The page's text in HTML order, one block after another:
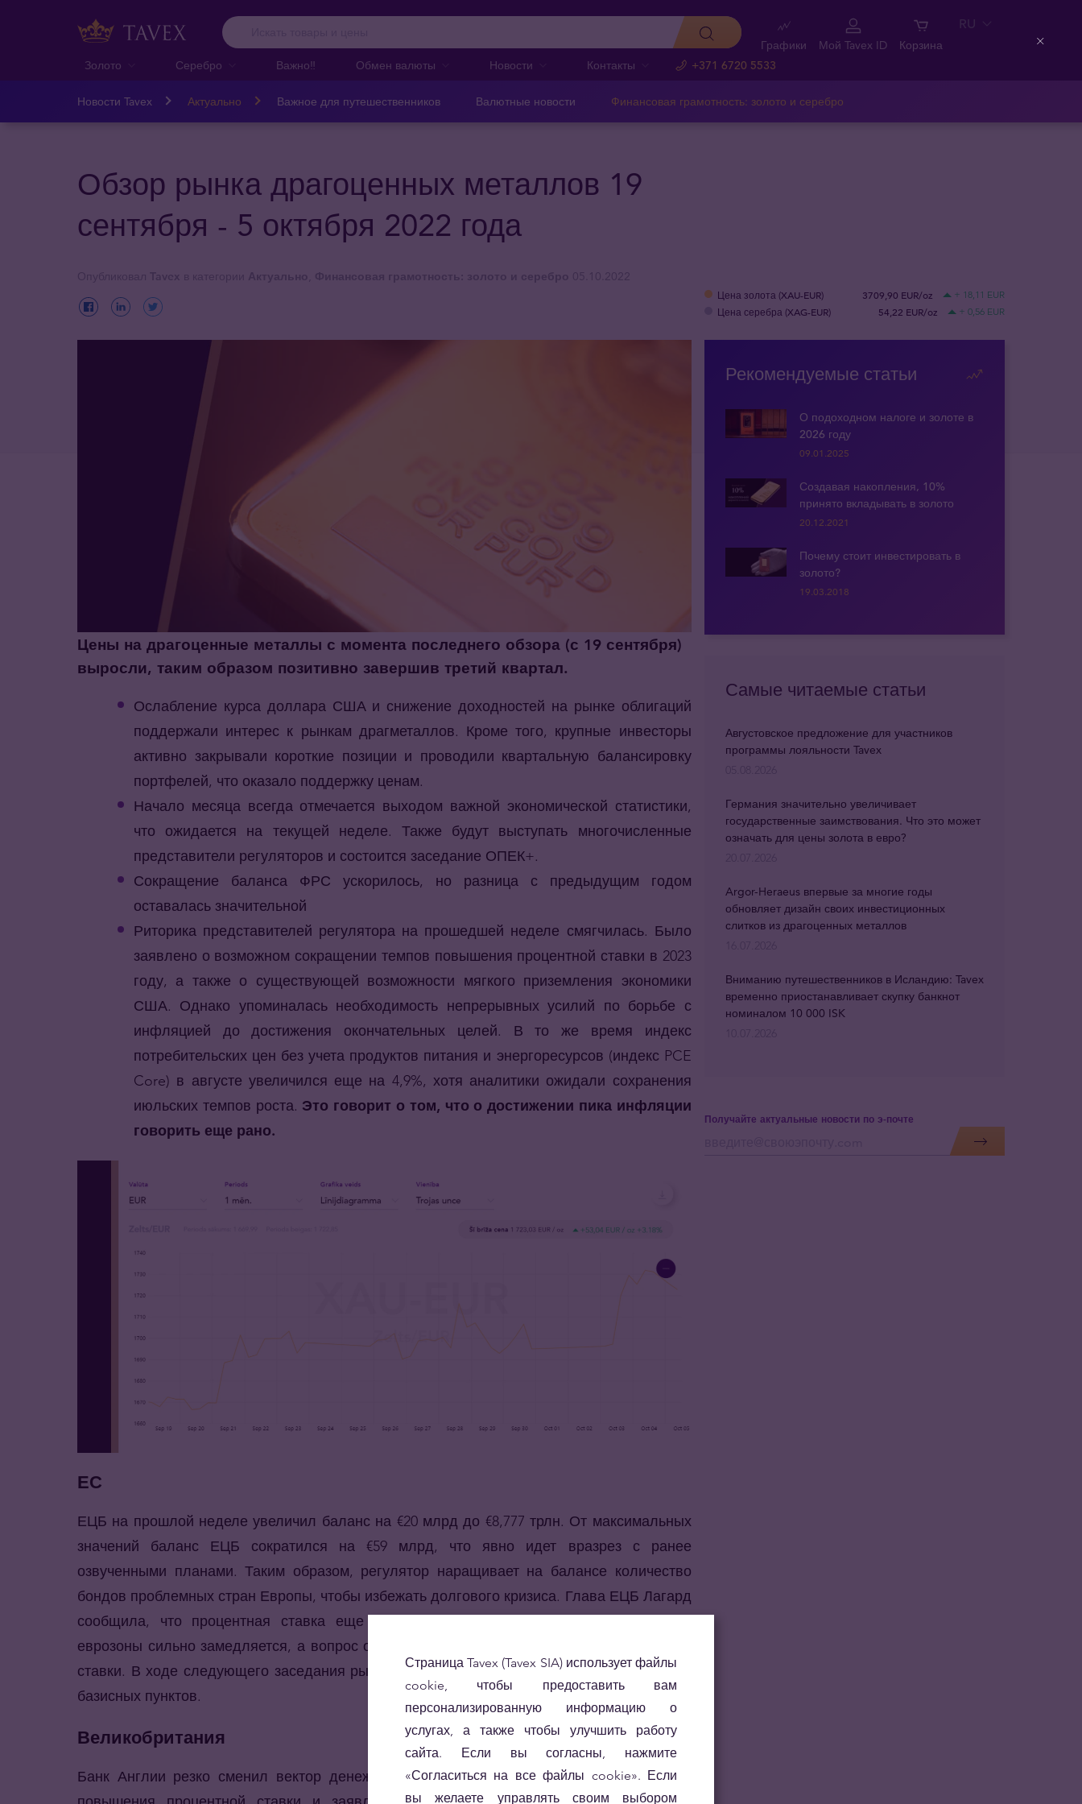
Золото Серебро Важно‼️ Обмен валюты Новости Контакты +371 6720 5533
Графики Мой Tavex ID Корзина
RU
Новости Tavex Актуально Важное для путешественников Валютные новости Финансовая грамотность: золото и серебро
Обзор рынка драгоценных металлов 19
сентября - 5 октября 2022 года
Цена золота (XAU-EUR) 3709,90 EUR/oz + 18,11 EUR
Цена серебра (XAG-EUR) 54,22 EUR/oz + 0,56 EUR
Цены на драгоценные металлы с момента последнего обзора (с 19 сентября)
выросли, таким образом позитивно завершив третий квартал.
Ослабление курса доллара США и снижение доходностей на рынке облигаций
поддержали интерес к рынкам драгметаллов. Кроме того, крупные инвесторы
активно закрывали короткие позиции и проводили квартальную балансировку
портфелей, что оказало поддержку ценам.
Начало месяца всегда отмечается выходом важной экономической статистики,
что ожидается на текущей неделе. Также будут выступать многочисленные
представители регуляторов и состоится заседание ОПЕК+.
Сокращение баланса ФРС ускорилось, но разница с предыдущим годом
оставалась значительной
Риторика представителей регулятора на прошедшей неделе смягчилась. Было
заявлено о возможном сокращении темпов повышения процентной ставки в 2023
году, а также о существующей возможности мягкого приземления экономики
США. Однако упоминалась необходимость непрерывных усилий по борьбе с
инфляцией до достижения окончательных целей. В то же время индекс
потребительских цен без учета продуктов питания и энергоресурсов (индекс PCE
Core) в августе увеличился еще на 4,9%, хотя аналитики ожидали сохранения
июльских темпов роста. Это говорит о том, что о достижении пика инфляции
говорить еще рано.
ЕС
ЕЦБ на прошлой неделе увеличил баланс на €20 млрд до €8,777 трлн. От максимальных
значений баланс ЕЦБ сократился на €59 млрд, что явно идет вразрез с ранее
озвученными планами. Таким образом, регулятор наращивает на балансе количество
бондов проблемных стран Европы, чтобы избежать долгового кризиса. Глава ЕЦБ Лагард
сообщила, что процентная ставка еще далека от нейтрального уровня, экономика
еврозоны сильно замедляется, а вопрос о QT будет поднят только после нормализации
ставки. В ходе следующего заседания рынок ожидает очередное поднятие ставки на 75
базисных пунктов.
Великобритания
Банк Англии резко сменил вектор денежно-кредитной политики. После сентябрьского
Рекомендуемые статьи
О подоходном налоге и золоте в
2026 году
09.01.2025
Создавая накопления, 10%
принято вкладывать в золото
20.12.2021
Почему стоит инвестировать в
золото?
19.03.2018
Получайте актуальные новости по э-почте
Самые читаемые статьи
Августовское предложение для участников
программы лояльности Tavex
Германия значительно увеличивает
государственные заимствования. Что это может
означать для цены золота в евро?
Argor-Heraeus впервые за многие годы
обновляет дизайн своих инвестиционных
слитков из драгоценных металлов
Вниманию путешественников в Исландию: Tavex
временно приостанавливает скупку банкнот
номиналом 10 000 ISK
Страница Tavex (Tavex SIA) использует файлы
cookie, чтобы предоставить вам
персонализированную информацию о
услугах, а также чтобы улучшить работу
сайта. Если вы согласны, нажмите
«Согласиться на все файлы cookie». Если
вы желаете управлять своим выбором
Close